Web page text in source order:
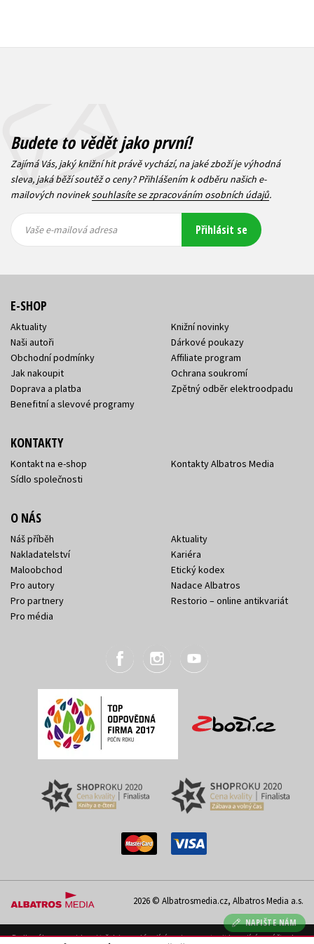
NAPIŠTE NÁM
Budete to vědět jako první!
Zajímá Vás, jaký knižní hit právě vychází, na jaké zboží je výhodná
sleva, jaká běží soutěž o ceny? Přihlášením k odběru našich e-
mailových novineksouhlasíte se zpracováním osobních údajů.
mailová
mailová
Vaše e-mailová adresa Přihlásit se
E-SHOP
Aktuality
Naši autoři
Obchodní podmínky
Jak nakoupit
Doprava a platba
Benefitní a slevové programy
Knižní novinky
Dárkové poukazy
Affiliate program
Ochrana soukromí
Zpětný odběr elektroodpadu
KONTAKTY
Kontakt na e-shop
Sídlo společnosti
Kontakty Albatros Media
O NÁS
Náš příběh
Nakladatelství
Maloobchod
Pro autory
Pro partnery
Pro média
Aktuality
Kariéra
Etický kodex
Nadace Albatros
Restorio – online antikvariát
2026 © Albatrosmedia.cz, Albatros Media a.s.
Podle zákona o evidenci tržeb je prodávající povinen vystavit kupujícímu účtenku.